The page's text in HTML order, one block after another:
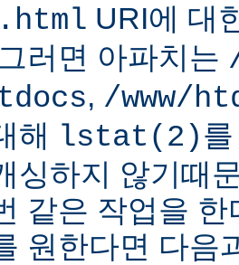
URI에 대
러면 아파치는
, /www/
해
lstat(2)
싱하지 않기때
같은 작업을
원한다면 다음